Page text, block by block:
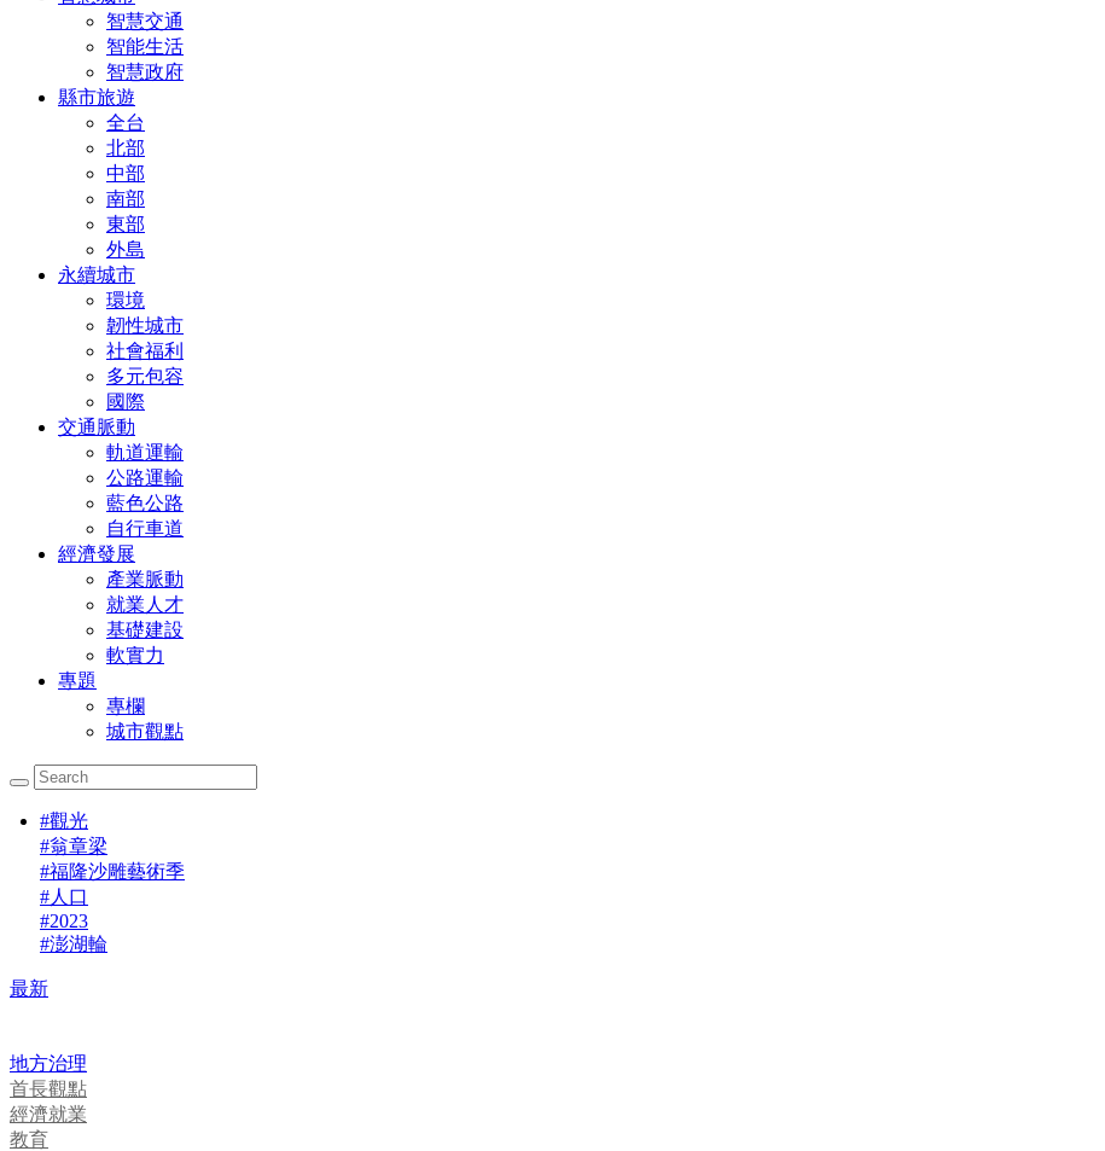
智慧交通
智能生活
智慧政府
縣市旅遊
全台
北部
中部
南部
東部
外島
永續城市
環境
韌性城市
社會福利
多元包容
國際
交通脈動
軌道運輸
公路運輸
藍色公路
自行車道
經濟發展
產業脈動
就業人才
基礎建設
軟實力
專題
專欄
城市觀點
#觀光
#翁章梁
#福隆沙雕藝術季
#人口
#2023
#澎湖輪
最新
地方治理
首長觀點
經濟就業
教育